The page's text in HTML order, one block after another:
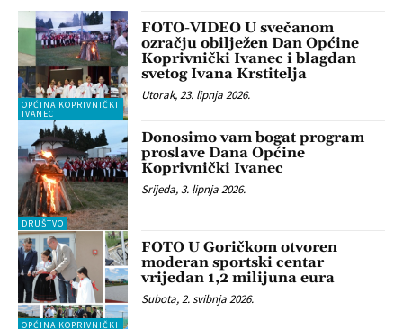
OPĆINA KOPRIVNIČKI
IVANEC
FOTO-VIDEO U svečanom
ozračju obilježen Dan Općine
Koprivnički Ivanec i blagdan
svetog Ivana Krstitelja
Utorak, 23. lipnja 2026.
DRUŠTVO
Donosimo vam bogat program
proslave Dana Općine
Koprivnički Ivanec
Srijeda, 3. lipnja 2026.
OPĆINA KOPRIVNIČKI
FOTO U Goričkom otvoren
moderan sportski centar
vrijedan 1,2 milijuna eura
Subota, 2. svibnja 2026.